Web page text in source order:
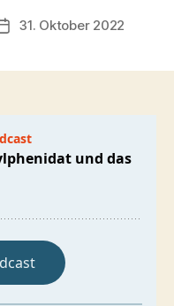
Veröffentlichungsdatum
31. Oktober 2022